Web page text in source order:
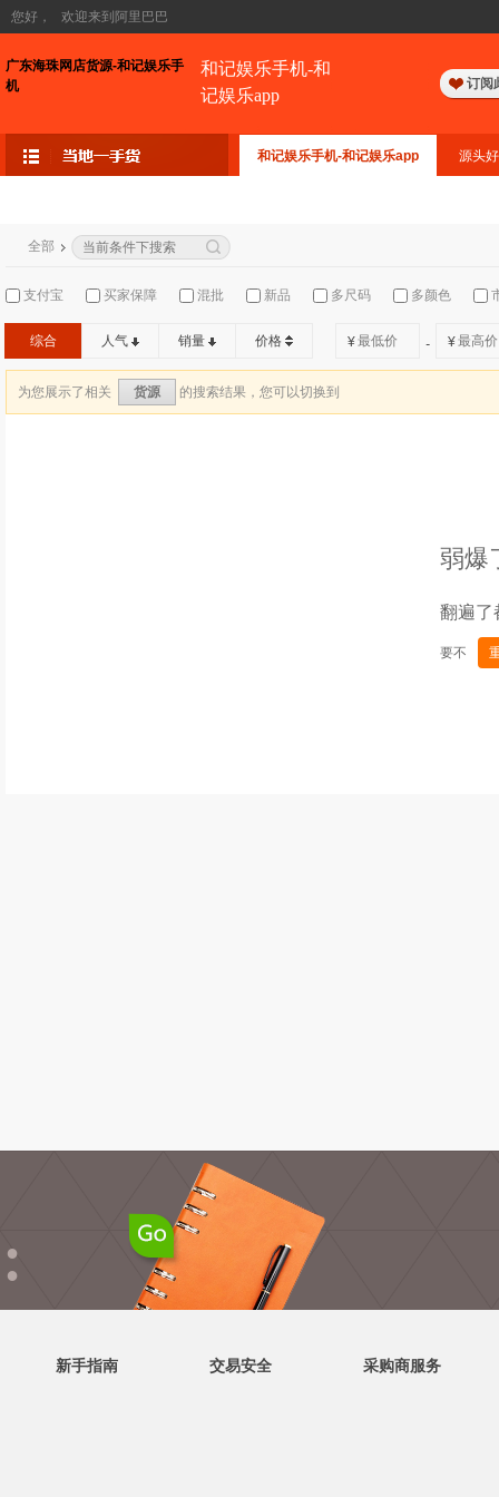
您好， 欢迎来到阿里巴巴
广东海珠网店货源-和记娱乐手
机
和记娱乐手机-和
记娱乐app
订阅
和记娱乐手机-和记娱乐app 源头
全部
支付宝 买家保障 混批 新品 多尺码 多颜色
综合 人气 销量 价格 ¥ - ¥
为您展示了相关 货源 的搜索结果，您可以切换到
弱爆
翻遍了
要不
●
●
新手指南 交易安全 采购商服务